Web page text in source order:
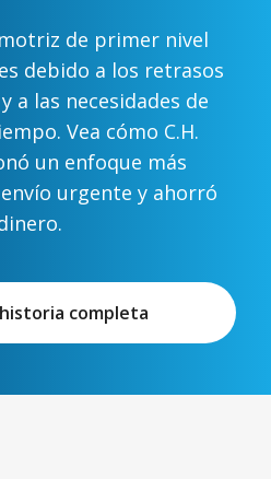
de primer nivel
debido a los retrasos
a las necesidades de
Vea cómo C.H.
un enfoque más
urgente y ahorró
completa